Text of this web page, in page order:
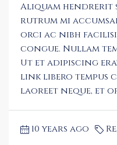
Aliquam hendrerit
rutrum mi
orci ac nibh
congue. Nullam
Ut et adipiscing
link libero tempus
laoreet neque, et
10 years ago